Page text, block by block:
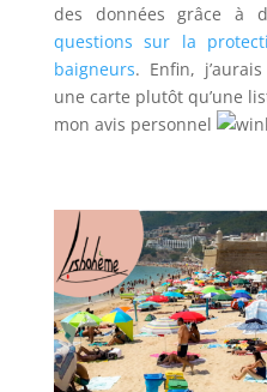
des données grâce à
questions sur la
baigneurs. Enfin,
une carte plutôt qu’une
mon avis personnel